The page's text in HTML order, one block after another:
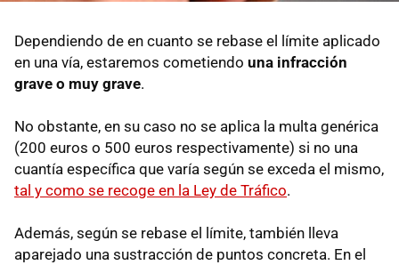
Dependiendo de en cuanto se rebase el límite aplicado
en una vía, estaremos cometiendo una infracción
grave o muy grave.
No obstante, en su caso no se aplica la multa genérica
(200 euros o 500 euros respectivamente) si no una
cuantía específica que varía según se exceda el mismo,
tal y como se recoge en la Ley de Tráfico.
Además, según se rebase el límite, también lleva
aparejado una sustracción de puntos concreta. En el